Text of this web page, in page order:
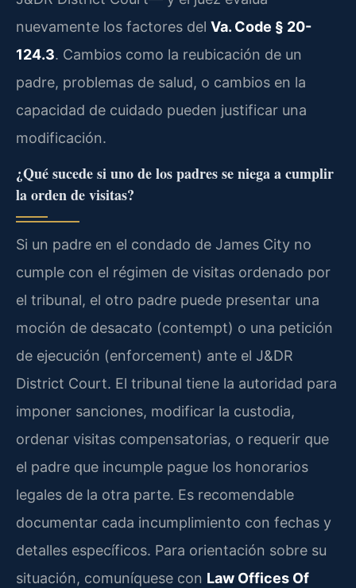
nuevamente los factores del Va. Code § 20-
124.3. Cambios como la reubicación de un
padre, problemas de salud, o cambios en la
capacidad de cuidado pueden justificar una
modificación.
¿Qué sucede si uno de los padres se niega a cumplir
la orden de visitas?
Si un padre en el condado de James City no
cumple con el régimen de visitas ordenado por
el tribunal, el otro padre puede presentar una
moción de desacato (contempt) o una petición
de ejecución (enforcement) ante el J&DR
District Court. El tribunal tiene la autoridad para
imponer sanciones, modificar la custodia,
ordenar visitas compensatorias, o requerir que
el padre que incumple pague los honorarios
legales de la otra parte. Es recomendable
documentar cada incumplimiento con fechas y
detalles específicos. Para orientación sobre su
situación, comuníquese con Law Offices Of